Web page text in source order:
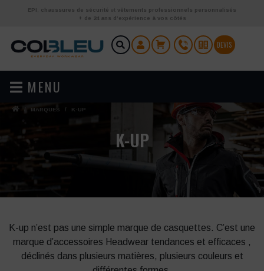
Aller au contenu
EPI chaussures de sécurité et vêtements professionnels personnalisés
+ de 24 ans d’expérience à vos côtés
DEVIS
MENU
MARQUES / K-UP
K-UP
K-up n’est pas une simple marque de casquettes. C’est une
marque d’accessoires Headwear tendances et efficaces ,
déclinés dans plusieurs matières, plusieurs couleurs et